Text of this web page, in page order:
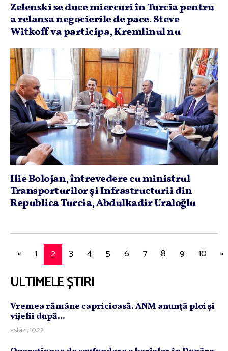
Zelenski se duce miercuri în Turcia pentru
a relansa negocierile de pace. Steve
Witkoff va participa, Kremlinul nu
Ilie Bolojan, întrevedere cu ministrul
Transporturilor şi Infrastructurii din
Republica Turcia, Abdulkadir Uraloğlu
« 1 2 3 4 5 6 7 8 9 10 »
ULTIMELE ȘTIRI
Vremea rămâne capricioasă. ANM anunţă ploi şi
vijelii după...
astăzi, 10:22